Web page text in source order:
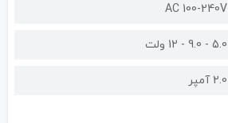
AC 100-240V
5.0 - 9.0 - 12 ولت
2.0 آمپر